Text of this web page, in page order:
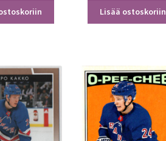
Lisää ostoskoriin